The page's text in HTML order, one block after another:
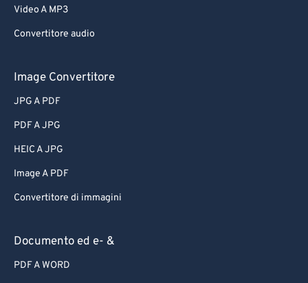
Video A MP3
Convertitore audio
Image Convertitore
JPG A PDF
PDF A JPG
HEIC A JPG
Image A PDF
Convertitore di immagini
Documento ed e- &
PDF A WORD